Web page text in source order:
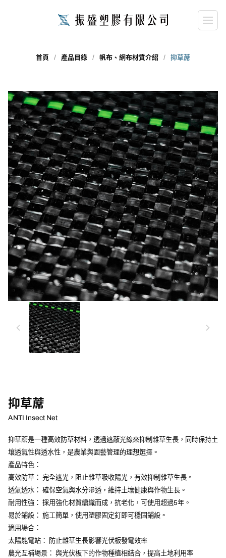
search
搜尋
首頁 產品目錄 帆布、網布材質介紹 抑草蓆
chevron_left chevron_right
抑草蓆
ANTI Insect Net
抑草蓆是一種高效防草材料，透過遮蔽光線來抑制雜草生長，同時保持土
壤透氣性與透水性，是農業與園藝管理的理想選擇。
產品特色：
高效防草： 完全遮光，阻止雜草吸收陽光，有效抑制雜草生長。
透氣透水： 確保空氣與水分滲透，維持土壤健康與作物生長。
耐用性強： 採用強化材質編織而成，抗老化，可使用超過5年。
易於鋪設： 施工簡單，使用塑膠固定釘即可穩固鋪設。
適用場合：
太陽能電站： 防止雜草生長影響光伏板發電效率
農光互補場景： 與光伏板下的作物種植相結合，提高土地利用率